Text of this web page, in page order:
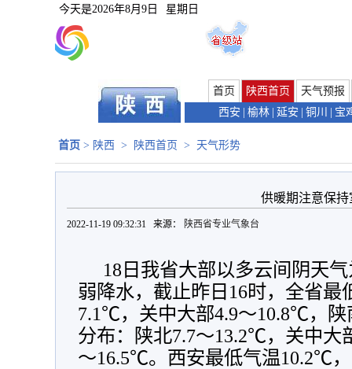
今天是2026年8月9日 星期日
首页 陕西首页
天气预报
西安
榆林 延安 铜川 宝
首页 > 陕西 > 陕西首页 > 天气形势
供暖期注意保持
2022-11-19 09:32:31 来源： 陕西省专业气象台
18日我省大部以多云间阴天
弱降水，截止昨日16时，全省最
7.1℃，关中大部4.9～10.8℃，
分布：陕北7.7～13.2℃，关中大
～16.5℃。西安最低气温10.2℃